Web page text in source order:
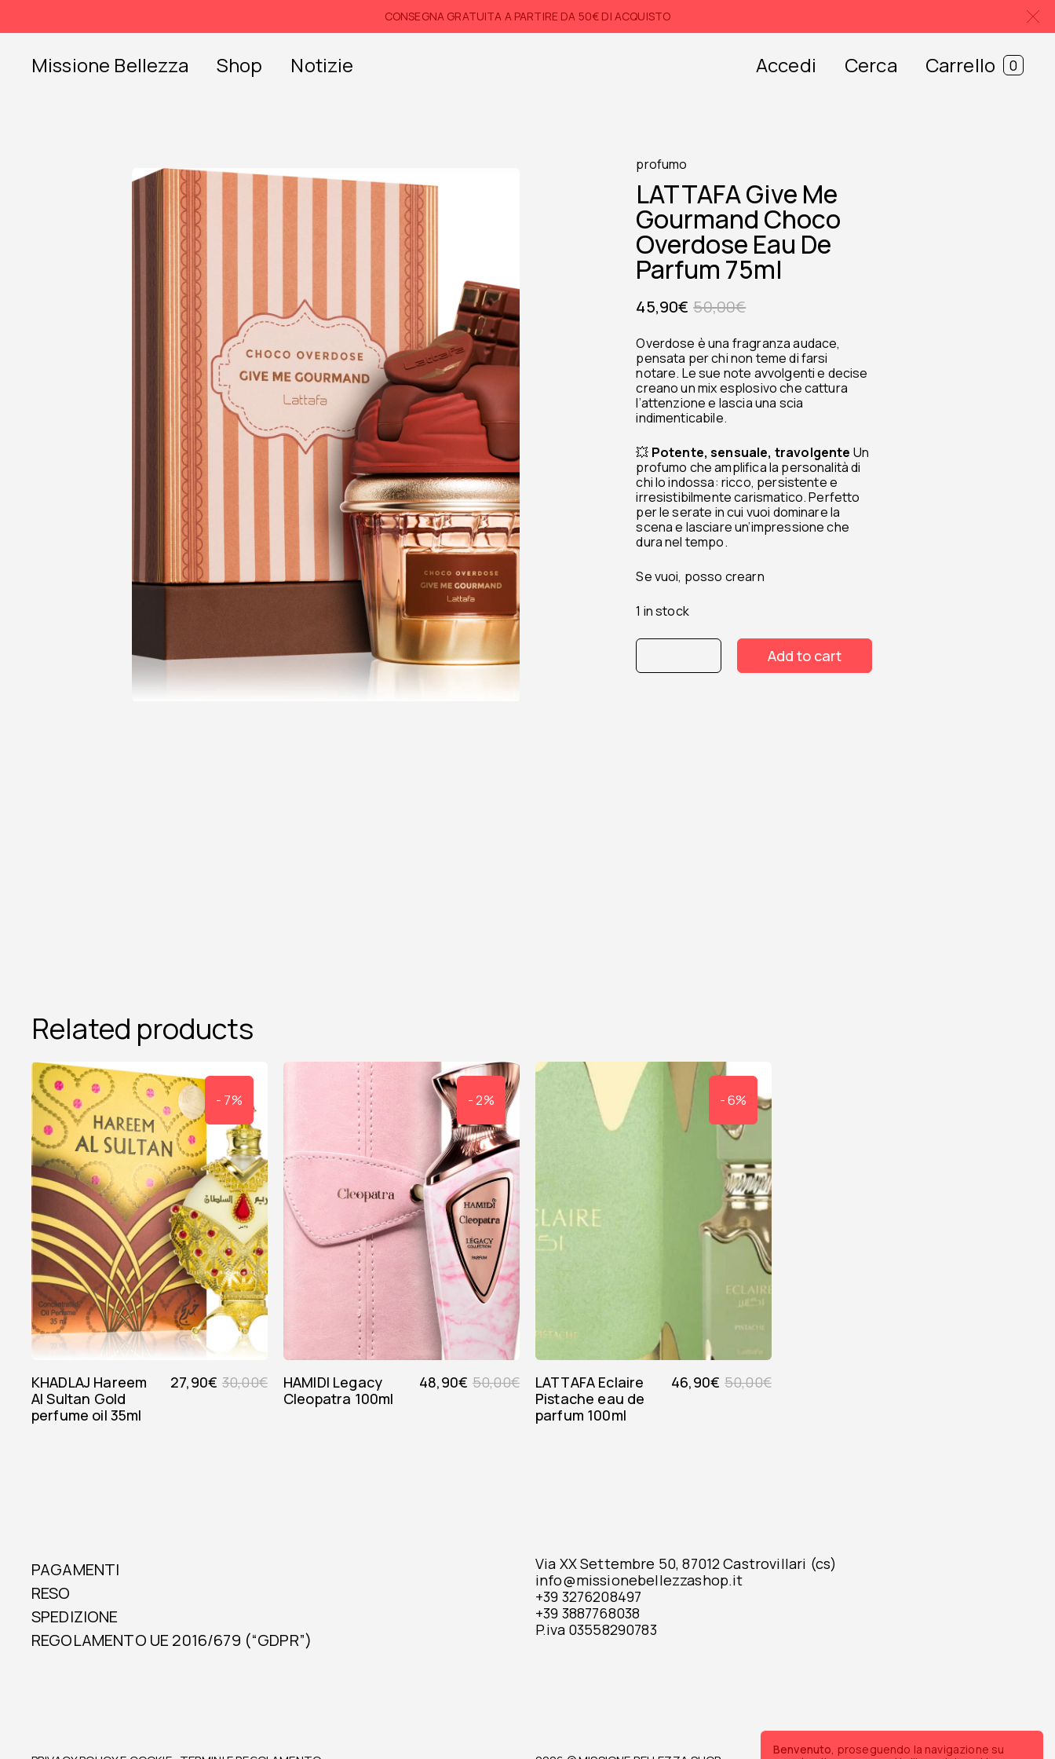
content
CONSEGNA GRATUITA A PARTIRE DA 50€ DI ACQUISTO
Missione Bellezza Shop Notizie Accedi Cerca Carrello 0
profumo
LATTAFA Give Me
Gourmand Choco
Overdose Eau De
Parfum 75ml
50,00€
45,90€
Overdose è una fragranza audace,
pensata per chi non teme di farsi
notare. Le sue note avvolgenti e decise
creano un mix esplosivo che cattura
l’attenzione e lascia una scia
indimenticabile.
💥 Potente, sensuale, travolgente Un
profumo che amplifica la personalità di
chi lo indossa: ricco, persistente e
irresistibilmente carismatico. Perfetto
per le serate in cui vuoi dominare la
scena e lasciare un’impressione che
dura nel tempo.
Se vuoi, posso crearn
1 in stock
Add to cart
Related products
- 7%
KHADLAJ Hareem
Al Sultan Gold
perfume oil 35ml
30,00€
27,90€
- 2%
HAMIDI Legacy
Cleopatra 100ml
50,00€
48,90€
- 6%
LATTAFA Eclaire
Pistache eau de
parfum 100ml
50,00€
46,90€
PAGAMENTI
RESO
SPEDIZIONE
REGOLAMENTO UE 2016/679 (“GDPR”)
Via XX Settembre 50, 87012 Castrovillari (cs)
info@missionebellezzashop.it
+39 3276208497
+39 3887768038
P.iva 03558290783
Benvenuto, proseguendo la navigazione su